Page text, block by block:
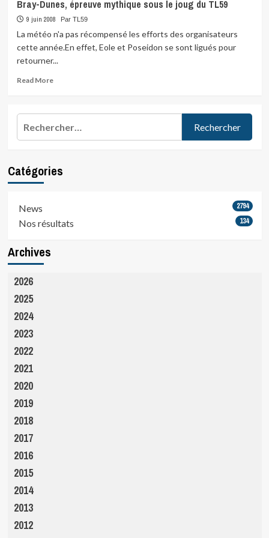
Bray-Dunes, épreuve mythique sous le joug du TL59
9 juin 2008 Par TL59
La météo n'a pas récompensé les efforts des organisateurs
cette année.En effet, Eole et Poseidon se sont ligués pour
retourner...
Read MoreRead
Bray-
Dunes,
le
Catégories
News 2794
Nos résultats 134
Archives
2026
2025
2024
2023
2022
2021
2020
2019
2018
2017
2016
2015
2014
2013
2012